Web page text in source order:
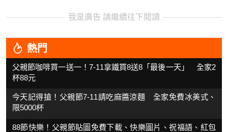
我是廣告 請繼續往下閱讀
熱門
父親節咖啡買一送一！7-11拿鐵買8送8「最後一天」 全家2
杯88元
今天記得搶！父親節7-11請吃麻醬涼麵 全家免費冰美式、
限5000杯
88節快樂！父親節貼圖免費下載、快樂圖片、祝福語、紅包